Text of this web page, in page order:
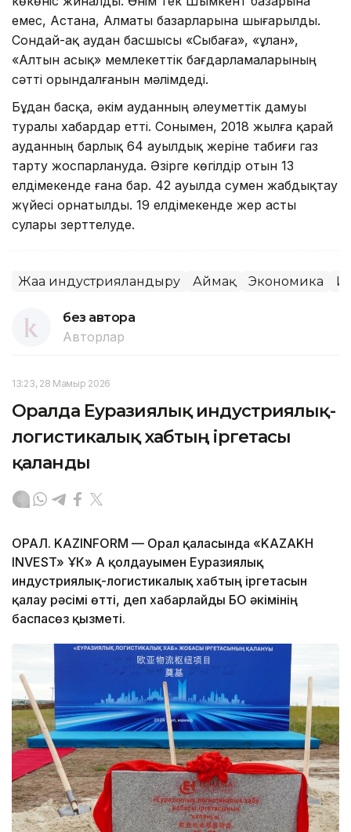
емес, Астана, Алматы базарларына шығарылды.
Сондай-ақ аудан басшысы «Сыбаға», «Құлан»,
«Алтын асық» мемлекеттік бағдарламаларының
сәтті орындалғанын мәлімдеді.
Бұдан басқа, әкім ауданның әлеуметтік дамуы
туралы хабардар етті. Сонымен, 2018 жылға қарай
ауданның барлық 64 ауылдық жеріне табиғи газ
тарту жоспарлануда. Әзірге көгілдір отын 13
елдімекенде ғана бар. 42 ауылда сумен жабдықтау
жүйесі орнатылды. 19 елдімекенде жер асты
сулары зерттелуде.
Жаңа индустрияландыру Аймақ Экономика
без автора
Авторлар
13:23, 28 Мамыр 2026
Оралда Еуразиялық индустриялық-
логистикалық хабтың іргетасы
қаланды
ОРАЛ. KAZINFORM — Орал қаласында «KAZAKH
INVEST» ҰК» АҚ қолдауымен Еуразиялық
индустриялық-логистикалық хабтың іргетасын
қалау рәсімі өтті, деп хабарлайды БҚО әкімінің
баспасөз қызметі.